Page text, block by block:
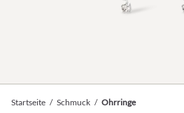
Startseite / Schmuck / Ohrringe